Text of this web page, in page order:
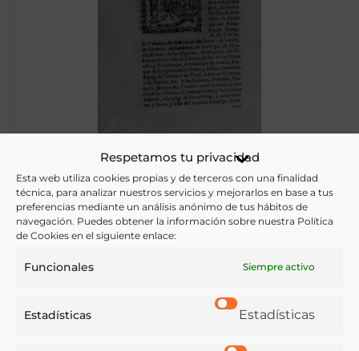
Respetamos tu privacidad
Esta web utiliza cookies propias y de terceros con una finalidad
técnica, para analizar nuestros servicios y mejorarlos en base a tus
preferencias mediante un análisis anónimo de tus hábitos de
navegación. Puedes obtener la información sobre nuestra Política
de Cookies en el siguiente enlace:
Funcionales Siempre activo
Estadísticas Estadísticas
Premática en que se prohíbe matar corderos por quatro
Felipe III, Rey
Madrid - 1624